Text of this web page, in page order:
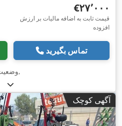
‎€۲۷٬۰۰۰
قیمت ثابت به اضافه مالیات بر ارزش
افزوده
تماس بگیرید
,
آگهی کوچک